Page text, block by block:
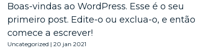
Boas-vindas ao WordPress. Esse é o seu
primeiro post. Edite-o ou exclua-o, e então
comece a escrever!
Uncategorized | 20 jan 2021